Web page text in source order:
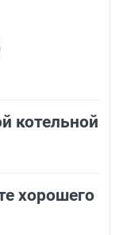
котельной
хорошего